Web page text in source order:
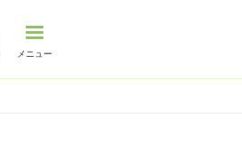
メニュー